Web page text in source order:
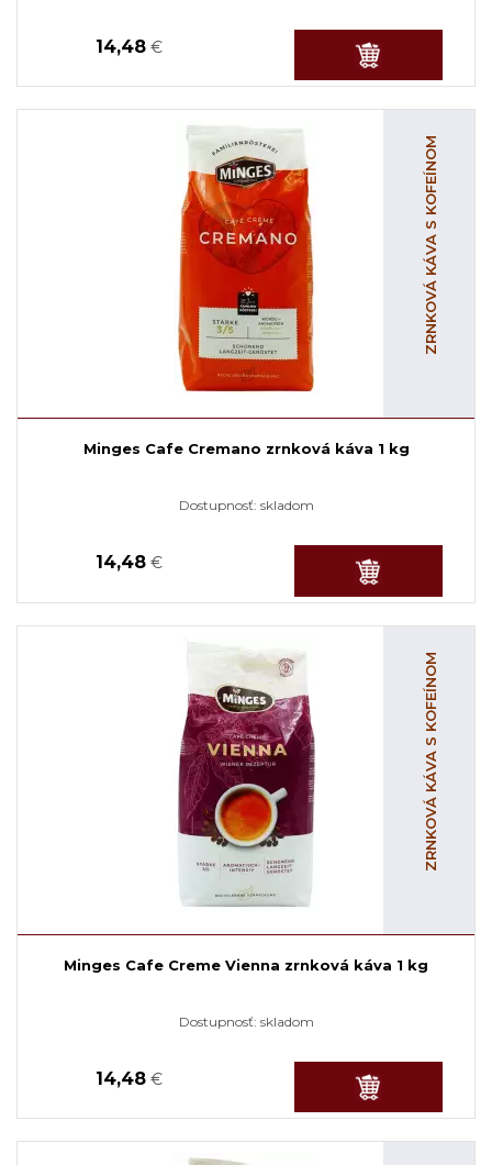
14,48 €
ZRNKOVÁ KÁVA S KOFEÍNOM
Minges Cafe Cremano zrnková káva 1 kg
Dostupnosť: skladom
14,48 €
ZRNKOVÁ KÁVA S KOFEÍNOM
Minges Cafe Creme Vienna zrnková káva 1 kg
Dostupnosť: skladom
14,48 €